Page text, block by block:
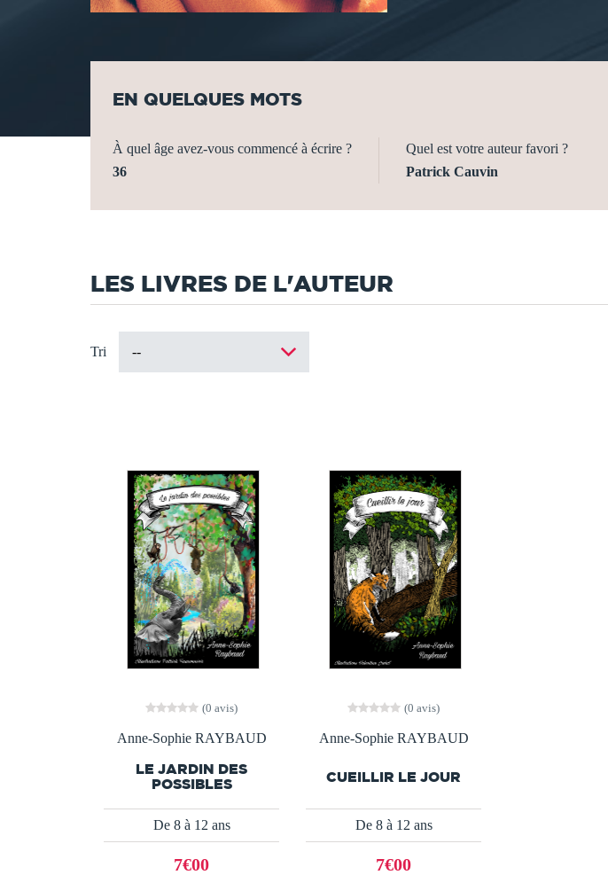
EN QUELQUES MOTS
À quel âge avez-vous commencé à écrire ?
36
Quel est votre auteur favori ?
Patrick Cauvin
LES LIVRES DE L'AUTEUR
Tri
(0 avis)
Anne-Sophie RAYBAUD
LE JARDIN DES
POSSIBLES
De 8 à 12 ans
7€00
(0 avis)
Anne-Sophie RAYBAUD
CUEILLIR LE JOUR
De 8 à 12 ans
7€00